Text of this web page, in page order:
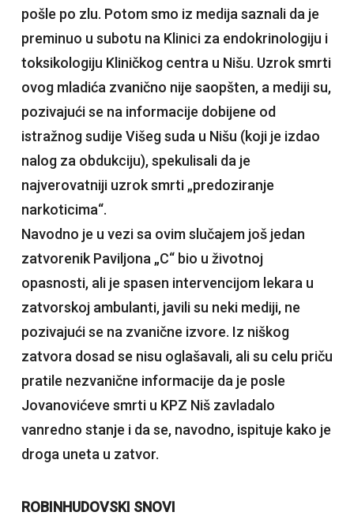
pošle po zlu. Potom smo iz medija saznali da je
preminuo u subotu na Klinici za endokrinologiju i
toksikologiju Kliničkog centra u Nišu. Uzrok smrti
ovog mladića zvanično nije saopšten, a mediji su,
pozivajući se na informacije dobijene od
istražnog sudije Višeg suda u Nišu (koji je izdao
nalog za obdukciju), spekulisali da je
najverovatniji uzrok smrti „predoziranje
narkoticima“.
Navodno je u vezi sa ovim slučajem još jedan
zatvorenik Paviljona „C“ bio u životnoj
opasnosti, ali je spasen intervencijom lekara u
zatvorskoj ambulanti, javili su neki mediji, ne
pozivajući se na zvanične izvore. Iz niškog
zatvora dosad se nisu oglašavali, ali su celu priču
pratile nezvanične informacije da je posle
Jovanovićeve smrti u KPZ Niš zavladalo
vanredno stanje i da se, navodno, ispituje kako je
droga uneta u zatvor.
ROBINHUDOVSKI SNOVI